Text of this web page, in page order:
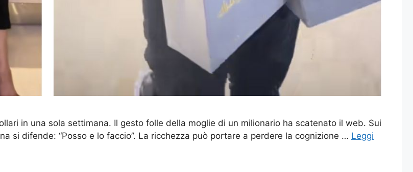
in una sola settimana. Il gesto folle della moglie di un milionario ha scatenato il web. Sui
si difende: “Posso e lo faccio”. La ricchezza può portare a perdere la cognizione … Leggi